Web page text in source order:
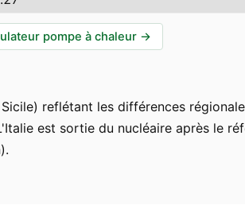
pompe à chaleur →
reflétant les différences
est sortie du nucléaire après le